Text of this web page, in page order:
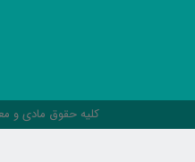
کلیه حقوق مادی و